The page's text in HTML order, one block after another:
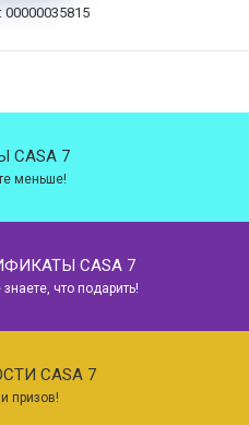
7
меньше!
CASA 7
что подарить!
CASA 7
призов!